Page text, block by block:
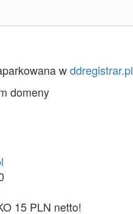
wddregistrar.pl
domeny
15 PLN netto!